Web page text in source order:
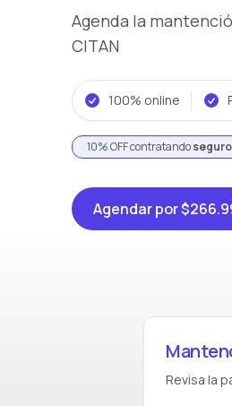
Agenda la
CITAN
100% online
10% OFF contratando
Agendarpor
Revisa la